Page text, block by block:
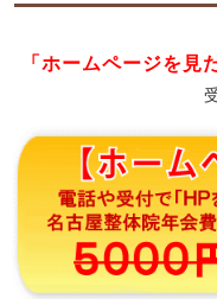
「ホームページを見